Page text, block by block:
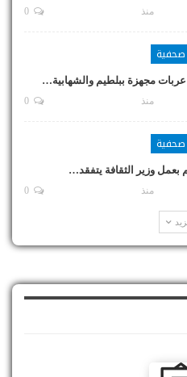
منذ
صحفية
منذ
صحفية
بعمل وزير الثقافة يتفقد…
منذ